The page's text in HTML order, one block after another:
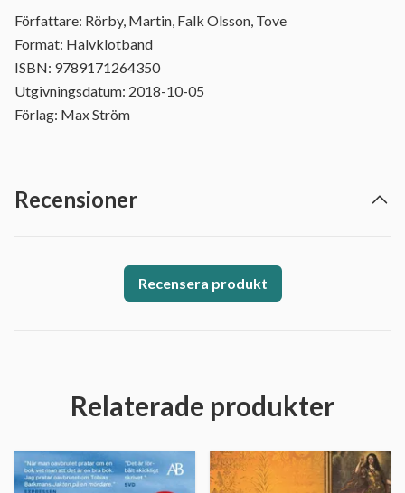
Författare: Rörby, Martin, Falk Olsson, Tove
Format: Halvklotband
ISBN: 9789171264350
Utgivningsdatum: 2018-10-05
Förlag: Max Ström
Recensioner
Recensera produkt
Relaterade produkter